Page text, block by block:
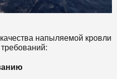
напыляемой кровли